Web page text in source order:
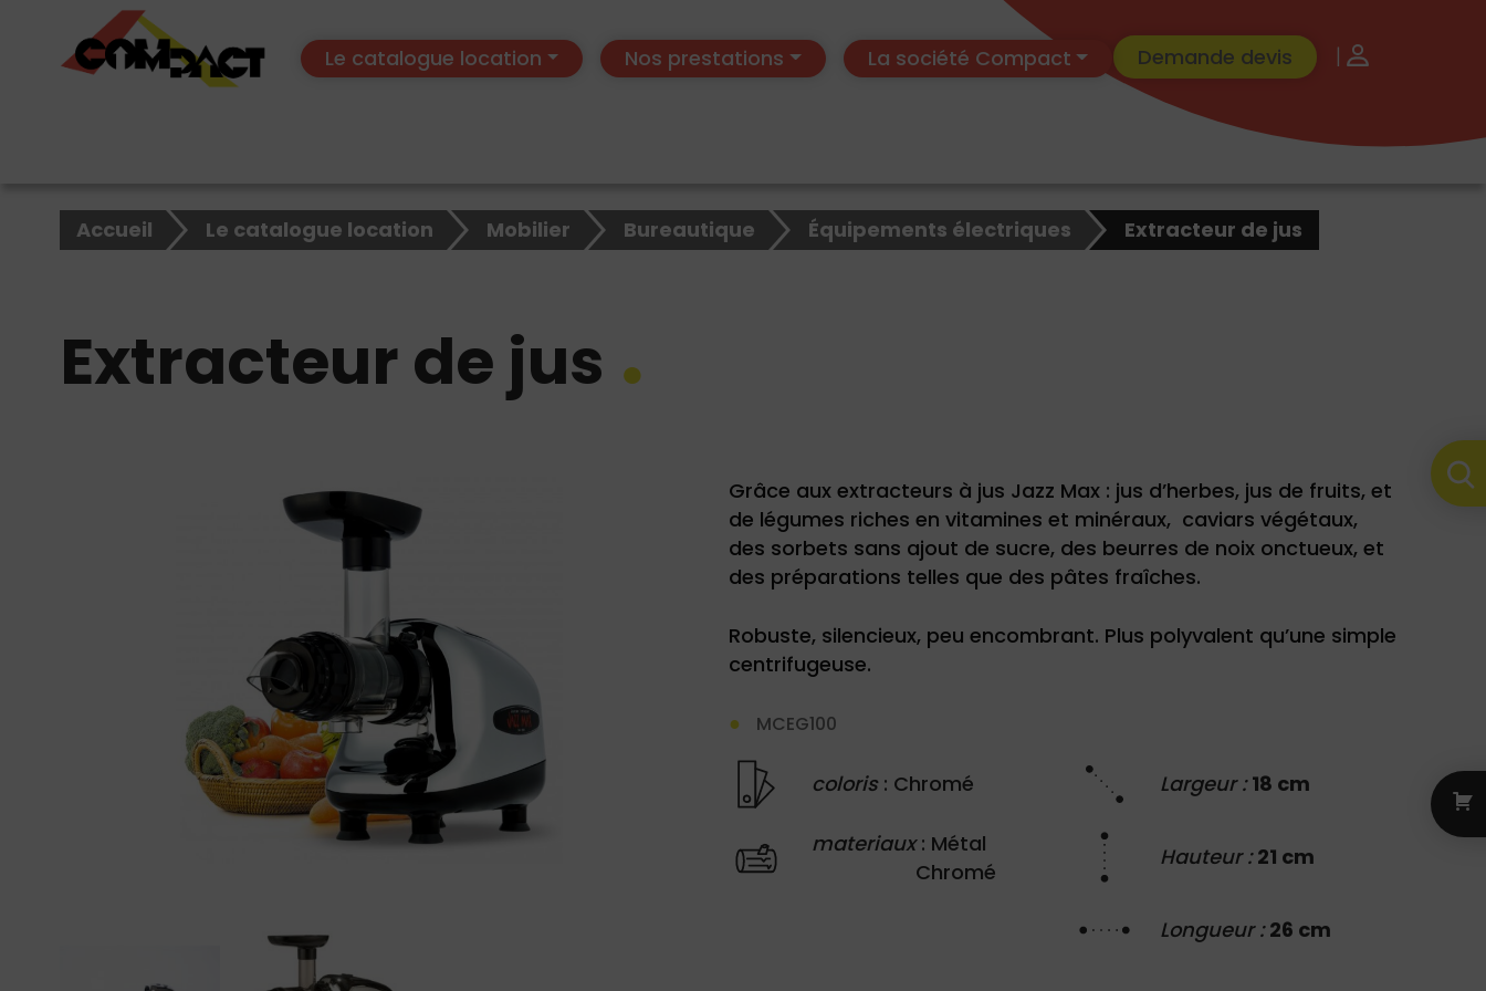
Le catalogue location Nos prestations La société Compact Demande devis |
Accueil Le catalogue location Mobilier Bureautique Équipements électriques Extracteur de jus
Extracteur de jus
Grâce aux extracteurs à jus Jazz Max : jus d’herbes, jus de fruits, et
de légumes riches en vitamines et minéraux, caviars végétaux,
des sorbets sans ajout de sucre, des beurres de noix onctueux, et
des préparations telles que des pâtes fraîches.
Robuste, silencieux, peu encombrant. Plus polyvalent qu’une simple
centrifugeuse.
MCEG100
coloris: Chromé
materiaux: Métal
Chromé
Largeur :18 cm
Hauteur :21 cm
Longueur :26 cm
Rechercher